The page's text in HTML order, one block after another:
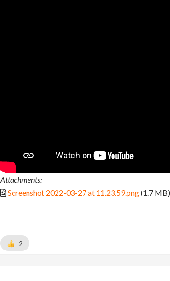
Attachments:
Screenshot 2022-03-27 at 11.23.59.png(1.7 MB)
2